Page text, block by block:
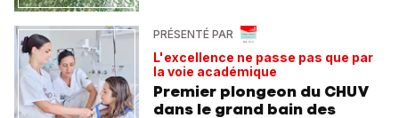
PRÉSENTÉ PAR
L'excellence ne passe pas que par
la voie académique
Premier plongeon du CHUV
dans le grand bain des